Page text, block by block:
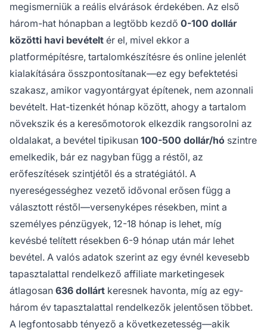
megismerniük a reális elvárások érdekében. Az első
három-hat hónapban a legtöbb kezdő 0-100 dollár
közötti havi bevételt ér el, mivel ekkor a
platformépítésre, tartalomkészítésre és online jelenlét
kialakítására összpontosítanak—ez egy befektetési
szakasz, amikor vagyontárgyat építenek, nem azonnali
bevételt. Hat-tizenkét hónap között, ahogy a tartalom
növekszik és a keresőmotorok elkezdik rangsorolni az
oldalakat, a bevétel tipikusan 100-500 dollár/hó szintre
emelkedik, bár ez nagyban függ a réstől, az
erőfeszítések szintjétől és a stratégiától. A
nyereségességhez vezető idővonal erősen függ a
választott réstől—versenyképes résekben, mint a
személyes pénzügyek, 12-18 hónap is lehet, míg
kevésbé telített résekben 6-9 hónap után már lehet
bevétel. A valós adatok szerint az egy évnél kevesebb
tapasztalattal rendelkező affiliate marketingesek
átlagosan 636 dollárt keresnek havonta, míg az egy-
három év tapasztalattal rendelkezők jelentősen többet.
A legfontosabb tényező a következetesség—akik